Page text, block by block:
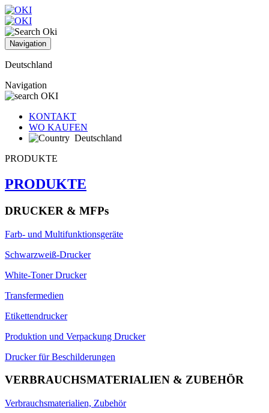
Navigation
Deutschland
Navigation
KONTAKT
WO KAUFEN
Deutschland
PRODUKTE
PRODUKTE
DRUCKER & MFPs
Farb- und Multifunktionsgeräte
Schwarzweiß-Drucker
White-Toner Drucker
Transfermedien
Etikettendrucker
Produktion und Verpackung Drucker
Drucker für Beschilderungen
VERBRAUCHSMATERIALIEN & ZUBEHÖR
Verbrauchsmaterialien, Zubehör